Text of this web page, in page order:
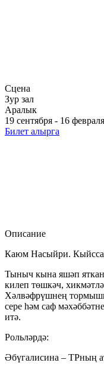
Сцена
Зур зал
Аралык
19 сентября - 16 февраля
Билет алырга
Описание
Каюм Насыйри. Кыйсса
Тыныч кына яшәп
килеп төшкәч,
Хәлвәфрүшнең
сере һәм саф
итә.
Рольләрдә:
Әбүгалисина – ТРның